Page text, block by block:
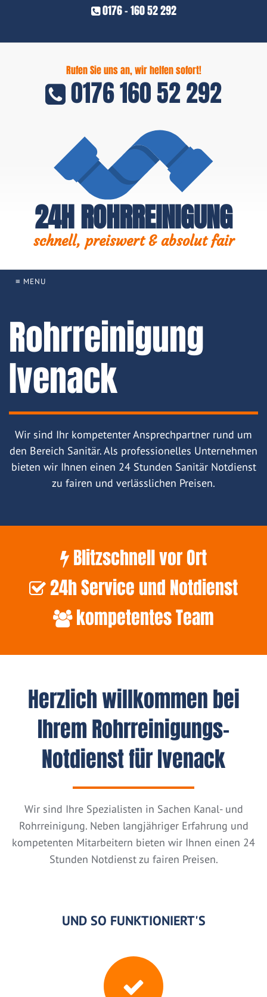
0176 - 160 52 292
Rufen Sie uns an, wir helfen sofort!
0176 160 52 292
24H ROHRREINIGUNG
schnell, preiswert & absolut fair
≡ MENU
Rohrreinigung
Ivenack
Wir sind Ihr kompetenter Ansprechpartner rund um
den Bereich Sanitär. Als professionelles Unternehmen
bieten wir Ihnen einen 24 Stunden Sanitär Notdienst
zu fairen und verlässlichen Preisen.
Blitzschnell vor Ort
24h Service und Notdienst
kompetentes Team
Herzlich willkommen bei
Ihrem Rohrreinigungs-
Notdienst für Ivenack
Wir sind Ihre Spezialisten in Sachen Kanal- und
Rohrreinigung. Neben langjähriger Erfahrung und
kompetenten Mitarbeitern bieten wir Ihnen einen 24
Stunden Notdienst zu fairen Preisen.
UND SO FUNKTIONIERT'S